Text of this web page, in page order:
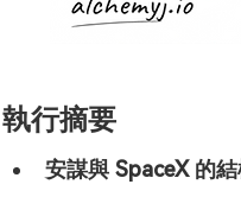
執行摘要
安謀與 SpaceX 的